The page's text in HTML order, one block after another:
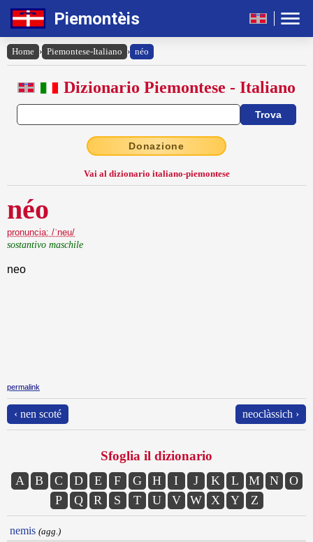
Piemontèis
Home › Piemontese-Italiano › néo
Dizionario Piemontese - Italiano
Donazione
Vai al dizionario italiano-piemontese
néo
pronuncia: /ˈneu/
sostantivo maschile
neo
permalink
‹ nen scoté neoclàssich ›
Sfoglia il dizionario
A B C D E F G H I J K L M N
O
P
Q R S T U V W X Y Z
nemis (agg.)